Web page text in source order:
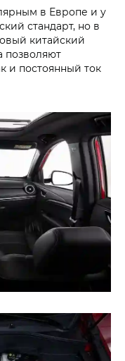
в Европе и у
стандарт, но в
китайский
позволяют
и постоянный ток